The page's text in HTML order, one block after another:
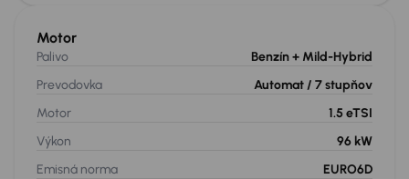
Motor
Palivo Benzín+ Mild-Hybrid
Prevodovka
Automat / 7 stupňov
Motor
1.5 eTSI
Výkon
96 kW
Emisná norma
EURO6D